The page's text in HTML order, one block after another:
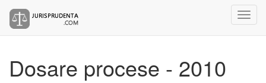
Dosare procese - 2010